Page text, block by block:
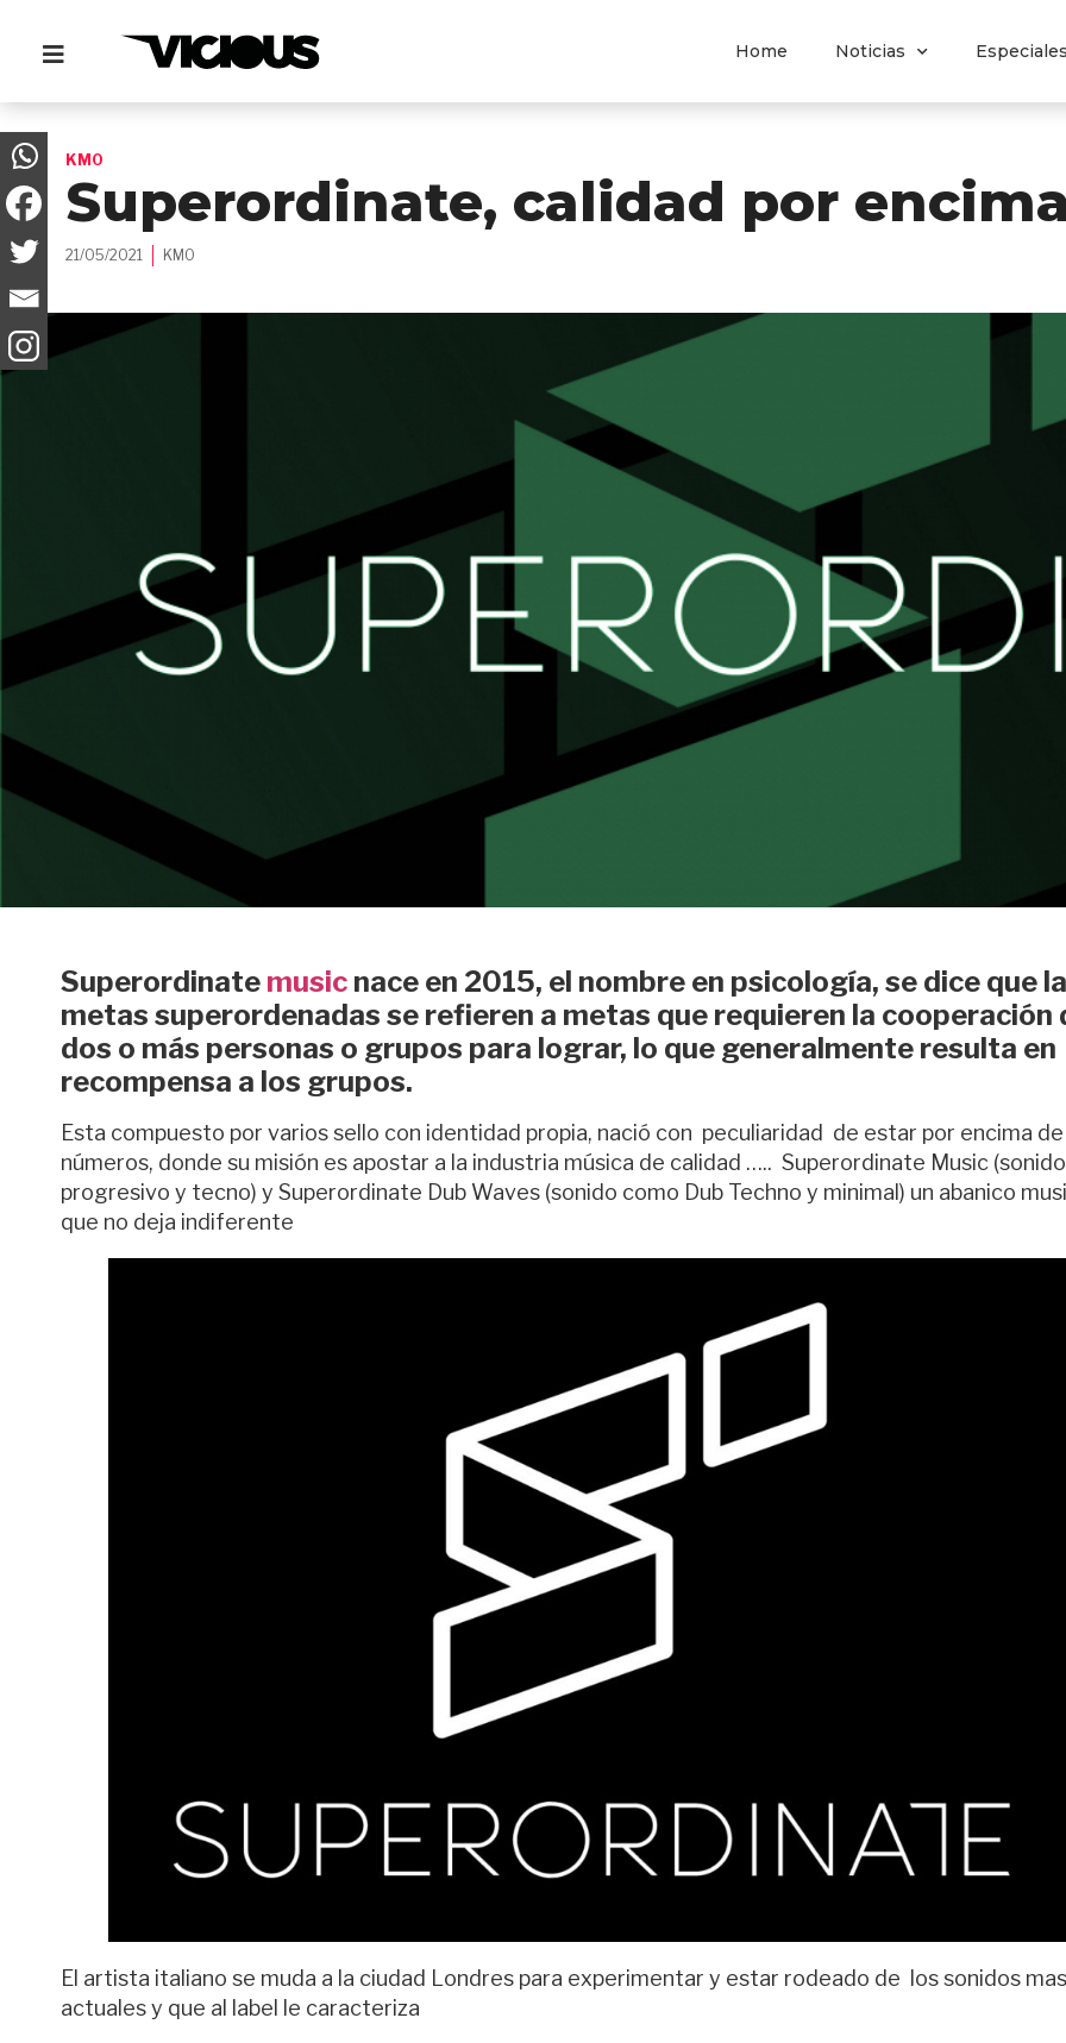
Home Noticias
KM0
Superordinate, calidad por
21/05/2021 KM0
Superordinate music nace en 2015, el nombre en psicología, se dice que
metas superordenadas se refieren a metas que requieren la cooperación
dos o más personas o grupos para lograr, lo que generalmente resulta en
recompensa a los grupos.
Esta compuesto por varios sello con identidad propia, nació con peculiaridad de estar por encima
números, donde su misión es apostar a la industria música de calidad ….. Superordinate Music (sonido
progresivo y tecno) y Superordinate Dub Waves (sonido como Dub Techno y minimal) un abanico
que no deja indiferente
El artista italiano se muda a la ciudad Londres para experimentar y estar rodeado de los sonidos mas
actuales y que al label le caracteriza